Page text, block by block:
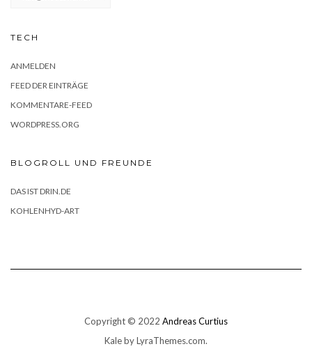
TECH
ANMELDEN
FEED DER EINTRÄGE
KOMMENTARE-FEED
WORDPRESS.ORG
BLOGROLL UND FREUNDE
DAS IST DRIN.DE
KOHLENHYD-ART
Copyright © 2022 Andreas Curtius
Kaleby LyraThemes.com.